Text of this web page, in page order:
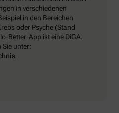
in verschiedenen
in den Bereichen
oder Psyche (Stand
Better-App ist eine DiGA.
unter: